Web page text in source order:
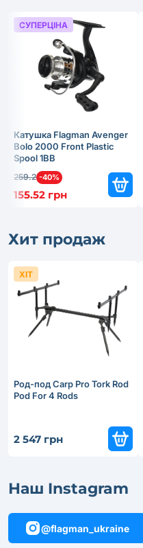
Катушка Flagman Avenger
Bolo 2000 Front Plastic
Spool 1BB
259.2 -40%
155.52 грн
СУПЕРЦІНА
Хит продаж
Род-под Carp Pro Tork Rod
Pod For 4 Rods
2 547 грн
ХІТ
Наш Instagram
@flagman_ukraine